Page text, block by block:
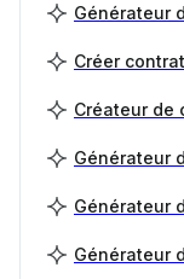
Générateur
Créer
Créateur de
Générateur
Générateur
Générateur